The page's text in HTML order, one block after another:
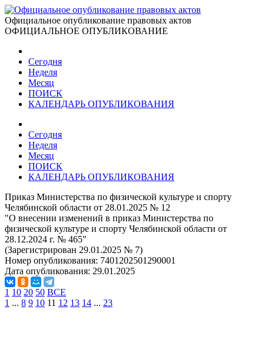
Официальное опубликование правовых актов
ОФИЦИАЛЬНОЕ ОПУБЛИКОВАНИЕ
Сегодня
Неделя
Месяц
ПОИСК
КАЛЕНДАРЬ ОПУБЛИКОВАНИЯ
Сегодня
Неделя
Месяц
ПОИСК
КАЛЕНДАРЬ ОПУБЛИКОВАНИЯ
Приказ Министерства по физической культуре и спорту
Челябинской области от 28.01.2025 № 12
"О внесении изменений в приказ Министерства по
физической культуре и спорту Челябинской области от
28.12.2024 г. № 465"
(Зарегистрирован 29.01.2025 № 7)
Номер опубликования: 7401202501290001
Дата опубликования: 29.01.2025
1 10 20 50 ВСЕ
1 ... 8 9 10 11 12 13 14 ... 23